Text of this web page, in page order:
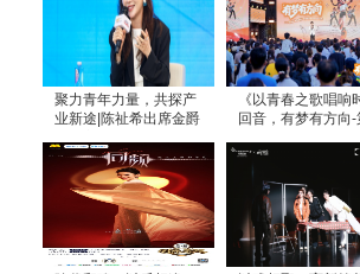
聚力青年力量，共探产
业新途|陈祉希出席金爵
《以青春之歌唱响
回音，有梦有方向-
征集活动总决选圆
幕》